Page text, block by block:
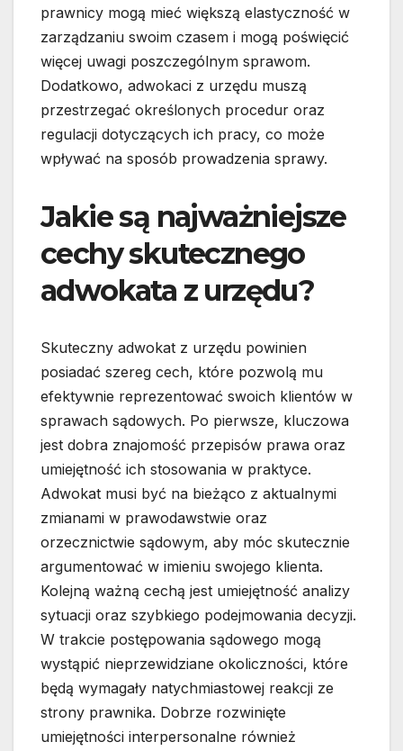
prawnicy mogą mieć większą elastyczność w
zarządzaniu swoim czasem i mogą poświęcić
więcej uwagi poszczególnym sprawom.
Dodatkowo, adwokaci z urzędu muszą
przestrzegać określonych procedur oraz
regulacji dotyczących ich pracy, co może
wpływać na sposób prowadzenia sprawy.
Jakie są najważniejsze
cechy skutecznego
adwokata z urzędu?
Skuteczny adwokat z urzędu powinien
posiadać szereg cech, które pozwolą mu
efektywnie reprezentować swoich klientów w
sprawach sądowych. Po pierwsze, kluczowa
jest dobra znajomość przepisów prawa oraz
umiejętność ich stosowania w praktyce.
Adwokat musi być na bieżąco z aktualnymi
zmianami w prawodawstwie oraz
orzecznictwie sądowym, aby móc skutecznie
argumentować w imieniu swojego klienta.
Kolejną ważną cechą jest umiejętność analizy
sytuacji oraz szybkiego podejmowania decyzji.
W trakcie postępowania sądowego mogą
wystąpić nieprzewidziane okoliczności, które
będą wymagały natychmiastowej reakcji ze
strony prawnika. Dobrze rozwinięte
umiejętności interpersonalne również